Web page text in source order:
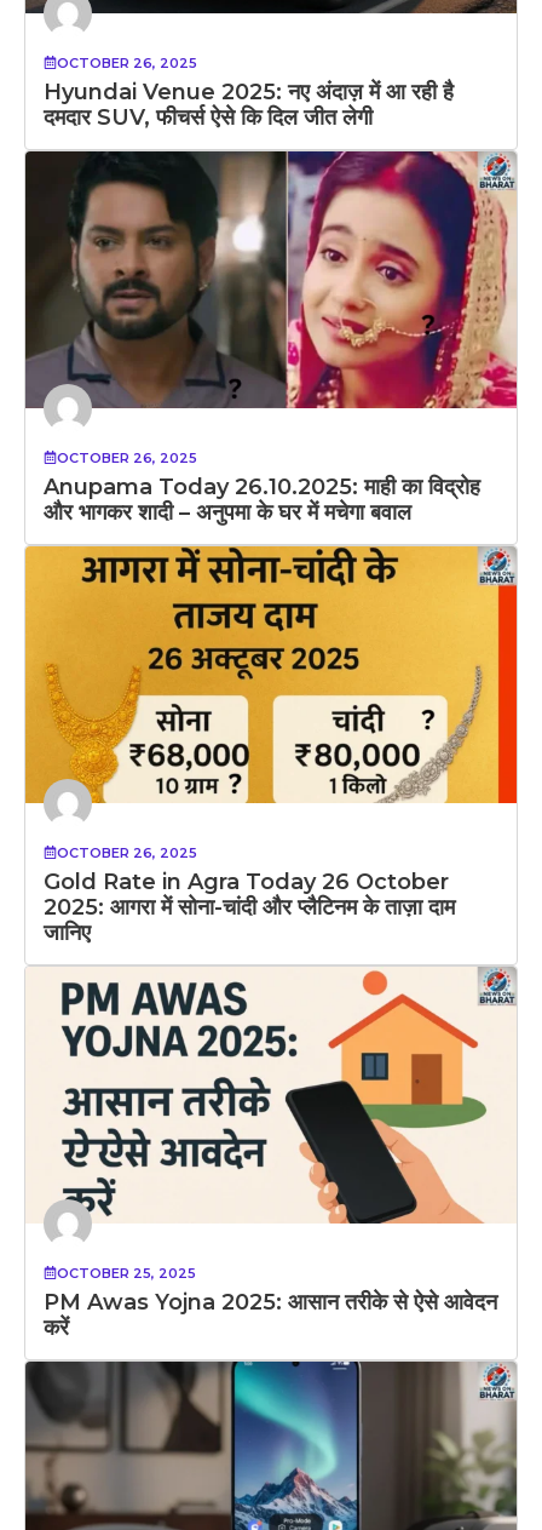
OCTOBER 26, 2025
Hyundai Venue 2025: नए अंदाज़ में आ रही है
दमदार SUV, फीचर्स ऐसे कि दिल जीत लेगी
OCTOBER 26, 2025
Anupama Today 26.10.2025: माही का विद्रोह
और भागकर शादी – अनुपमा के घर में मचेगा बवाल
OCTOBER 26, 2025
Gold Rate in Agra Today 26 October
2025: आगरा में सोना-चांदी और प्लैटिनम के ताज़ा दाम
जानिए
OCTOBER 25, 2025
PM Awas Yojna 2025: आसान तरीके से ऐसे आवेदन
करें